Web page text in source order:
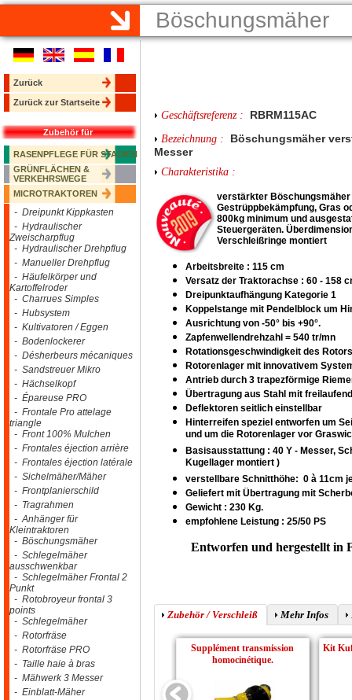
Böschungsmäher
Zurück
Zurück zur Startseite
Zubehör für
RASENPFLEGE FÜR STADIEN
GRÜNFLÄCHEN &
VERKEHRSWEGE
MICROTRAKTOREN
- Dreipunkt Kippkasten
- Hydraulischer
Zweischarpflug
- Hydraulischer Drehpflug
- Manueller Drehpflug
- Häufelkörper und
Kartoffelroder
- Charrues Simples
- Hubsystem
- Kultivatoren / Eggen
- Bodenlockerer
- Désherbeurs mécaniques
- Sandstreuer Mikro
- Hächselkopf
- Épareuse PRO
- Frontale Pro attelage
triangle
- Front 100% Mulchen
- Frontales éjection arrière
- Frontales éjection latérale
- Sichelmäher/Mäher
- Frontplanierschild
- Tragrahmen
- Anhänger für
Kleintraktoren
- Böschungsmäher
- Schlegelmäher
ausschwenkbar
- Schlegelmäher Frontal 2
Punkt
- Rotobroyeur frontal 3
points
- Schlegelmäher
- Rotorfräse
- Rotorfräse PRO
- Taille haie à bras
- Mähwerk 3 Messer
- Einblatt-Mäher
Geschäftsreferenz : RBRM115AC
Bezeichnung :
Böschungsmäher
Messer
Charakteristika :
verstärkter Böschungsmäher
Gestrüppbekämpfung, Gras
800kg minimum und
Steuergeräten.
Verschleißringe montiert
Arbeitsbreite : 115 cm
Versatz der Traktorachse : 60 - 158
Dreipunktaufhängung Kategorie 1
Koppelstange mit Pendelblock um
Ausrichtung von -50° bis +90°.
Zapfenwellendrehzahl = 540 tr/mn
Rotationsgeschwindigkeit des
Rotorenlager mit innovativem
Antrieb durch 3 trapezförmige
Übertragung aus Stahl mit
Deflektoren seitlich einstellbar
Hinterreifen speziel entworfen um
und um die Rotorenlager vor
Basisausstattung : 40 Y - Messer,
Kugellager montiert )
verstellbare Schnitthöhe: 0 à 11cm
Geliefert mit Übertragung mit
Gewicht : 230 Kg.
empfohlene Leistung : 25/50 PS
Entworfen und hergestellt in
Zubehör / Verschleiß Mehr Infos
Supplément transmission
homocinétique.
Kit